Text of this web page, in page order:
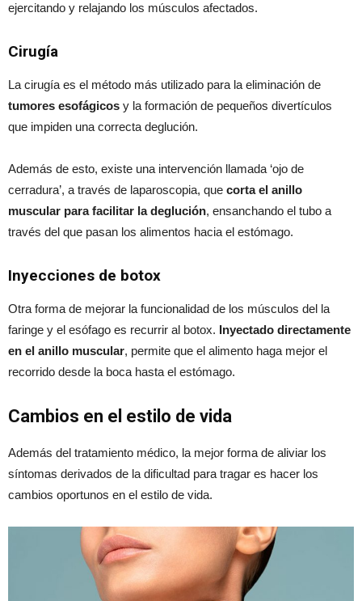
ejercitando y relajando los músculos afectados.
Cirugía
La cirugía es el método más utilizado para la eliminación de
tumores esofágicos y la formación de pequeños divertículos
que impiden una correcta deglución.
Además de esto, existe una intervención llamada ‘ojo de
cerradura’, a través de laparoscopia, que corta el anillo
muscular para facilitar la deglución, ensanchando el tubo a
través del que pasan los alimentos hacia el estómago.
Inyecciones de botox
Otra forma de mejorar la funcionalidad de los músculos del la
faringe y el esófago es recurrir al botox. Inyectado directamente
en el anillo muscular, permite que el alimento haga mejor el
recorrido desde la boca hasta el estómago.
Cambios en el estilo de vida
Además del tratamiento médico, la mejor forma de aliviar los
síntomas derivados de la dificultad para tragar es hacer los
cambios oportunos en el estilo de vida.